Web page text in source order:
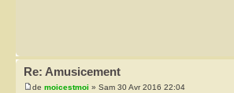
Re: Amusicement
de moicestmoi » Sam 30 Avr 2016 22:04